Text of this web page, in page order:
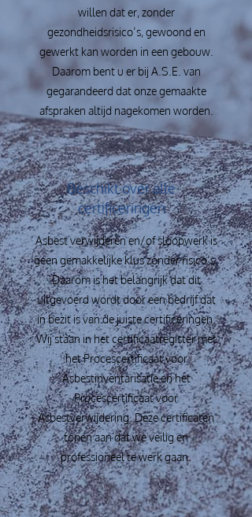
willen dat er, zonder
gezondheidsrisico’s, gewoond en
gewerkt kan worden in een gebouw.
Daarom bent u er bij A.S.E. van
gegarandeerd dat onze gemaakte
afspraken altijd nagekomen worden.
Beschikt over alle
certificeringen
Asbest verwijderen en/of sloopwerk is
geen gemakkelijke klus zonder risico’s.
Daarom is het belangrijk dat dit
uitgevoerd wordt door een bedrijf dat
in bezit is van de juiste certificeringen.
Wij staan in het certificaatregister met
het Procescertificaat voor
Asbestinventarisatie en het
Procescertificaat voor
Asbestverwijdering. Deze certificaten
tonen aan dat we veilig en
professioneel te werk gaan.